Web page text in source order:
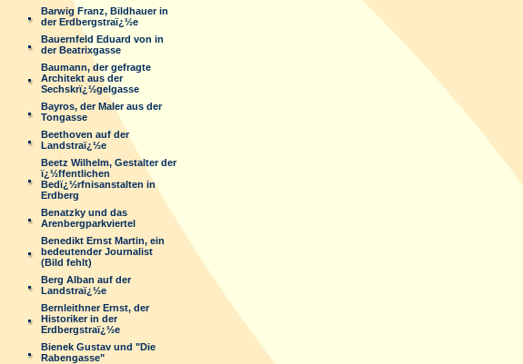
Barwig Franz, Bildhauer in
der Erdbergstraï¿½e
Bauernfeld Eduard von in
der Beatrixgasse
Baumann, der gefragte
Architekt aus der
Sechskrï¿½gelgasse
Bayros, der Maler aus der
Tongasse
Beethoven auf der
Landstraï¿½e
Beetz Wilhelm, Gestalter der
ï¿½ffentlichen
Bedï¿½rfnisanstalten in
Erdberg
Benatzky und das
Arenbergparkviertel
Benedikt Ernst Martin, ein
bedeutender Journalist
(Bild fehlt)
Berg Alban auf der
Landstraï¿½e
Bernleithner Ernst, der
Historiker in der
Erdbergstraï¿½e
Bienek Gustav und "Die
Rabengasse"